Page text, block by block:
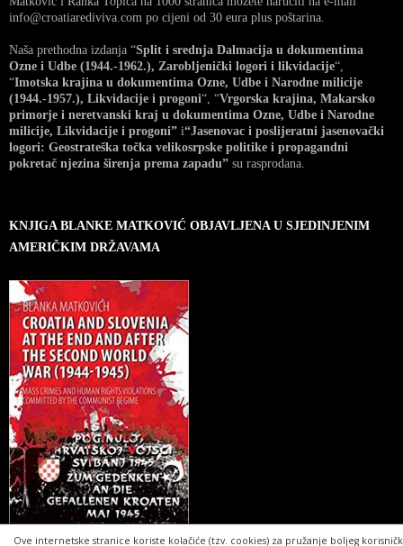
Ove internetske stranice koriste kolačiće (tzv. cookies) za pružanje boljeg
info@croatiarediviva.com po cijeni od 30 eura plus poštarina.
Naša prethodna izdanja “Split i srednja Dalmacija u dokumentima
Ozne i Udbe (1944.-1962.), Zarobljenički logori i likvidacije“,
“Imotska krajina u dokumentima Ozne, Udbe i Narodne milicije
(1944.-1957.), Likvidacije i progoni“, “Vrgorska krajina, Makarsko
primorje i neretvanski kraj u dokumentima Ozne, Udbe i Narodne
milicije, Likvidacije i progoni” i“Jasenovac i poslijeratni jasenovački
logori: Geostrateška točka velikosrpske politike i propagandni
pokretač njezina širenja prema zapadu” su rasprodana.
KNJIGA BLANKE MATKOVIĆ OBJAVLJENA U SJEDINJENIM
AMERIČKIM DRŽAVAMA